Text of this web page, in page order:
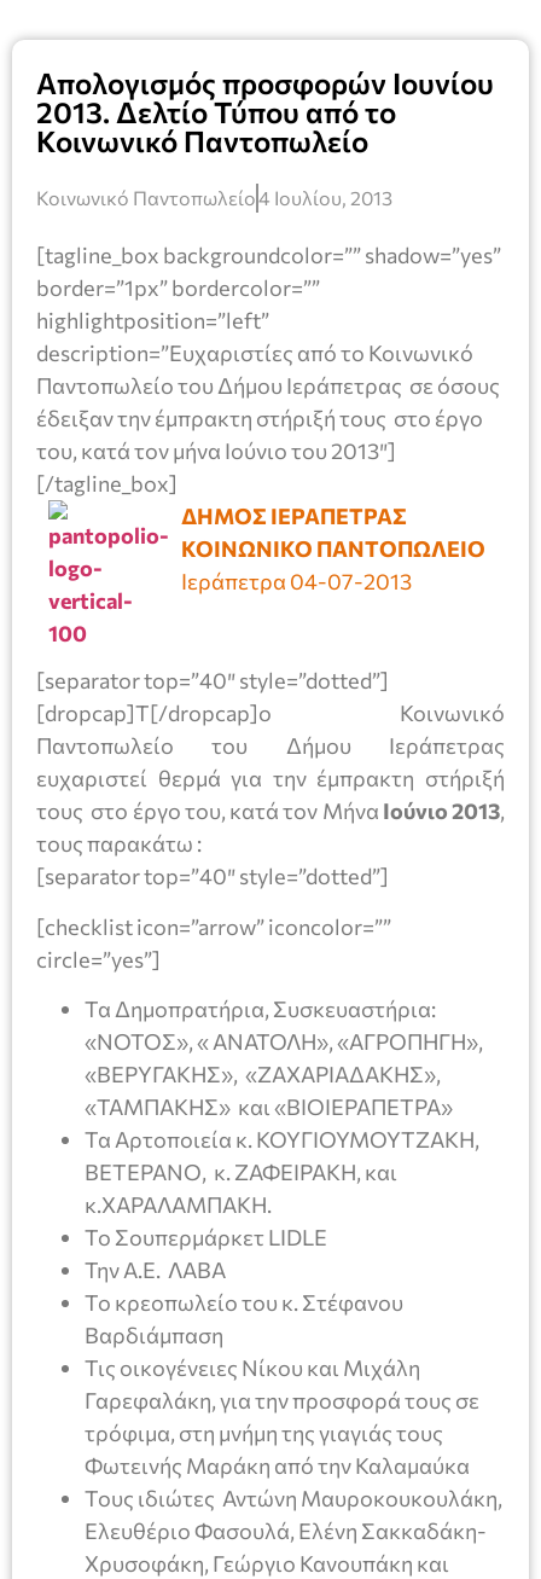
Απολογισμός προσφορών Ιουνίου
2013. Δελτίο Τύπου από το
Κοινωνικό Παντοπωλείο
Κοινωνικό Παντοπωλείο4 Ιουλίου, 2013
[tagline_box backgroundcolor=”” shadow=”yes”
border=”1px” bordercolor=””
highlightposition=”left”
description=”Ευχαριστίες από το Κοινωνικό
Παντοπωλείο του Δήμου Ιεράπετρας σε όσους
έδειξαν την έμπρακτη στήριξή τους στο έργο
του, κατά τον μήνα Ιούνιο του 2013″]
[/tagline_box]
ΔΗΜΟΣ ΙΕΡΑΠΕΤΡΑΣ
ΚΟΙΝΩΝΙΚΟ ΠΑΝΤΟΠΩΛΕΙΟ
Ιεράπετρα 04-07-2013
[separator top=”40″ style=”dotted”]
[dropcap]Τ[/dropcap]ο Κοινωνικό
Παντοπωλείο του Δήμου Ιεράπετρας
ευχαριστεί θερμά για την έμπρακτη στήριξή
τους στο έργο του, κατά τον Μήνα Ιούνιο 2013,
τους παρακάτω :
[separator top=”40″ style=”dotted”]
[checklist icon=”arrow” iconcolor=””
circle=”yes”]
Τα Δημοπρατήρια, Συσκευαστήρια:
«ΝΟΤΟΣ», « ΑΝΑΤΟΛΗ», «ΑΓΡΟΠΗΓΗ»,
«ΒΕΡΥΓΑΚΗΣ», «ΖΑΧΑΡΙΑΔΑΚΗΣ»,
«ΤΑΜΠΑΚΗΣ» και «ΒΙΟΙΕΡΑΠΕΤΡΑ»
Τα Αρτοποιεία κ. ΚΟΥΓΙΟΥΜΟΥΤΖΑΚΗ,
ΒΕΤΕΡΑΝΟ, κ. ΖΑΦΕΙΡΑΚΗ, και
κ.ΧΑΡΑΛΑΜΠΑΚΗ.
Το Σουπερμάρκετ LIDLE
Την Α.Ε. ΛΑΒΑ
Το κρεοπωλείο του κ. Στέφανου
Βαρδιάμπαση
Τις οικογένειες Νίκου και Μιχάλη
Γαρεφαλάκη, για την προσφορά τους σε
τρόφιμα, στη μνήμη της γιαγιάς τους
Φωτεινής Μαράκη από την Καλαμαύκα
Τους ιδιώτες Αντώνη Μαυροκουκουλάκη,
Ελευθέριο Φασουλά, Ελένη Σακκαδάκη-
Χρυσοφάκη, Γεώργιο Κανουπάκη και